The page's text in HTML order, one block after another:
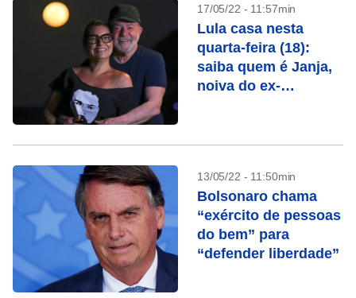
17/05/22 - 11:57min
Lula casa nesta
quarta-feira (18):
saiba quem é Janja,
noiva do ex-
13/05/22 - 11:50min
Bolsonaro chama
“exército de pessoas
do bem” para
“defender liberdade”